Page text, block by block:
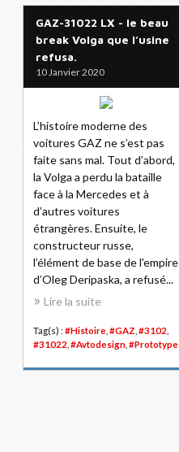
GAZ-31022 LX - le beau
break Volga que l’usine
refusa.
10 Janvier 2020
L’histoire moderne des
voitures GAZ ne s’est pas
faite sans mal. Tout d’abord,
la Volga a perdu la bataille
face à la Mercedes et à
d’autres voitures
étrangères. Ensuite, le
constructeur russe,
l’élément de base de l'empire
d’Oleg Deripaska, a refusé...
Lire la suite
Tag(s) : #Histoire #GAZ #3102
#31022 #Avtodesign #Prototype